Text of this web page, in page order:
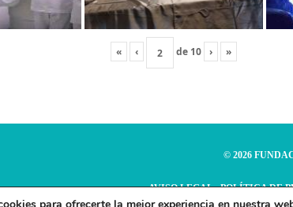
« ‹ de 10 › »
© 2026
AVISO LEGAL·POLÍTICA DE